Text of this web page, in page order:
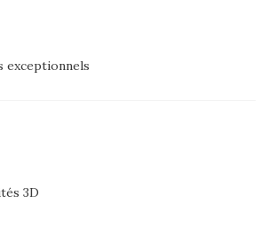
exceptionnels
3D